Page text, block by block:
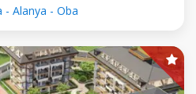
- Alanya - Oba